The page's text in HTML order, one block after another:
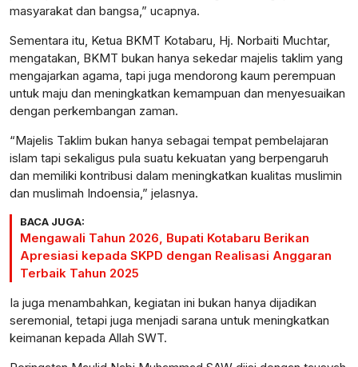
masyarakat dan bangsa,” ucapnya.
Sementara itu, Ketua BKMT Kotabaru, Hj. Norbaiti Muchtar,
mengatakan, BKMT bukan hanya sekedar majelis taklim yang
mengajarkan agama, tapi juga mendorong kaum perempuan
untuk maju dan meningkatkan kemampuan dan menyesuaikan
dengan perkembangan zaman.
“Majelis Taklim bukan hanya sebagai tempat pembelajaran
islam tapi sekaligus pula suatu kekuatan yang berpengaruh
dan memiliki kontribusi dalam meningkatkan kualitas muslimin
dan muslimah Indoensia,” jelasnya.
BACA JUGA:
Mengawali Tahun 2026, Bupati Kotabaru Berikan
Apresiasi kepada SKPD dengan Realisasi Anggaran
Terbaik Tahun 2025
Ia juga menambahkan, kegiatan ini bukan hanya dijadikan
seremonial, tetapi juga menjadi sarana untuk meningkatkan
keimanan kepada Allah SWT.